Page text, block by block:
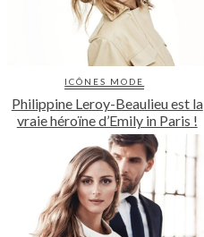
ICÔNES MODE
Philippine Leroy-Beaulieu est la
vraie héroïne d’Emily in Paris !